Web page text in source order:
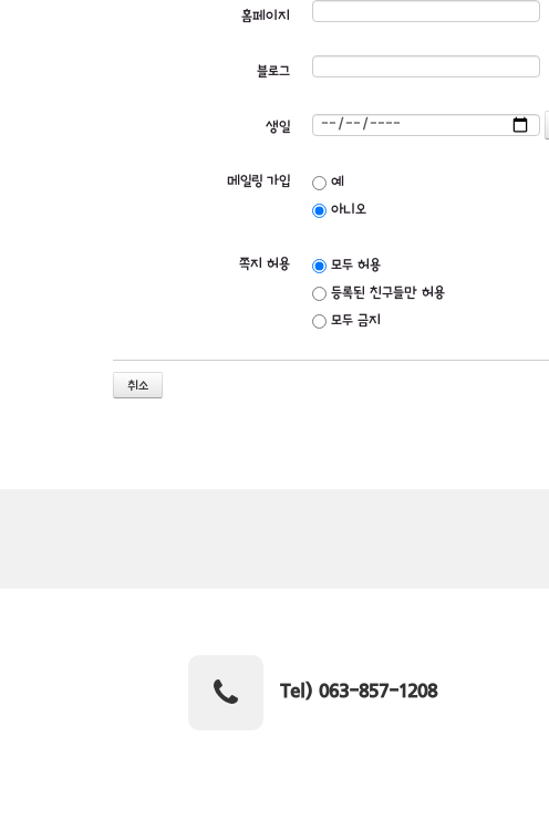
홈페이지
블로그
생일
메일링 가입
예
아니오
쪽지 허용
모두 허용
등록된 친구들만 허용
모두 금지
취소
Tel) 063-857-1208